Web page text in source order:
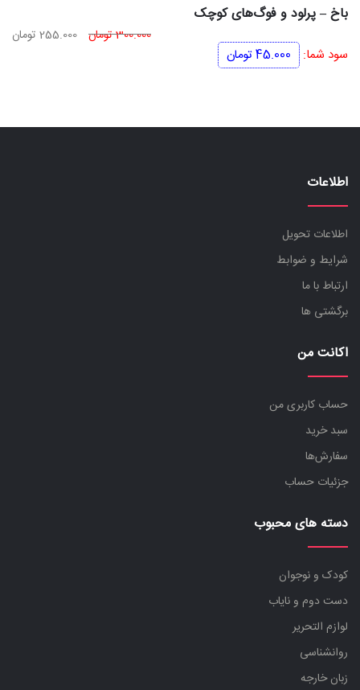
باخ – پرلود و فوگ‌های کوچک
300.000تومان قیمت
255.000 تومان
سود شما: 45.000تومان
اطلاعات
اطلاعات تحویل
شرایط و ضوابط
ارتباط با ما
برگشتی ها
اکانت من
حساب کاربری من
سبد خرید
سفارش‌ها
جزئیات حساب
دسته های محبوب
کودک و نوجوان
دست دوم و نایاب
لوازم التحریر
روانشناسی
زبان خارجه